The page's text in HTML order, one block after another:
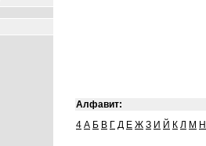
Алфавит:
4 А Б В Г Д Е Ж З И Й К Л М Н